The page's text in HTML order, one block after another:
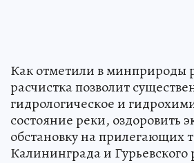
Как отметили в минприроды
расчистка позволит
гидрологическое и
состояние реки, оздоровить
обстановку на прилегающих
Калининграда и Гурьевского